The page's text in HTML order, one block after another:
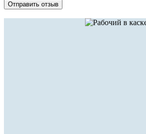
Отправить отзыв